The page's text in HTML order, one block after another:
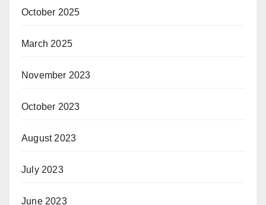
October 2025
March 2025
November 2023
October 2023
August 2023
July 2023
June 2023